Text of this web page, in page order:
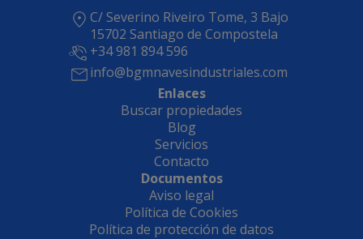
C/ Severino Riveiro Tome, 3 Bajo
15702 Santiago de Compostela
+34 981 894 596
info@bgmnavesindustriales.com
Enlaces
Buscar propiedades
Blog
Servicios
Contacto
Documentos
Aviso legal
Política de Cookies
Política de protección de datos